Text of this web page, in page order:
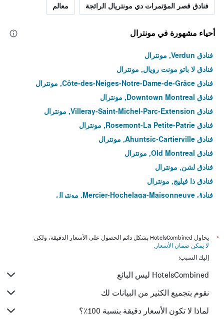
فنادق قصر المؤتمرات دي مونتريال الرائجة معالم
أحياء مشهورة في مونترال
فنادق Verdun, مونترال
فنادق لا باتو مونت رويال, مونترال
فنادق Côte-des-Neiges-Notre-Dame-de-Grâce, مونترال
فنادق Downtown Montreal, مونترال
فنادق Villeray-Saint-Michel-Parc-Extension, مونترال
فنادق Rosemont-La Petite-Patrie, مونترال
فنادق Ahuntsic-Cartierville, مونترال
فنادق Old Montreal, مونترال
فنادق لشن, مونترال
فنادق ذا فيليج, مونترال
فنادق Mercier-Hochelaga-Maisonneuve, مونترال
فنادق Rivière-des-Prairies-Pointe-aux-Trembles, مونترال
*
يحاول HotelsCombined بشكل دائم الحصول على الأسعار الدقيقة، ولكن
لا يمكن ضمان الأسعار .
إليك السبب:
HotelsCombined ليس البائع
نقوم بتجميع الكثير من البيانات لك
لماذا لا تكون الأسعار دقيقة بنسبة 100٪؟